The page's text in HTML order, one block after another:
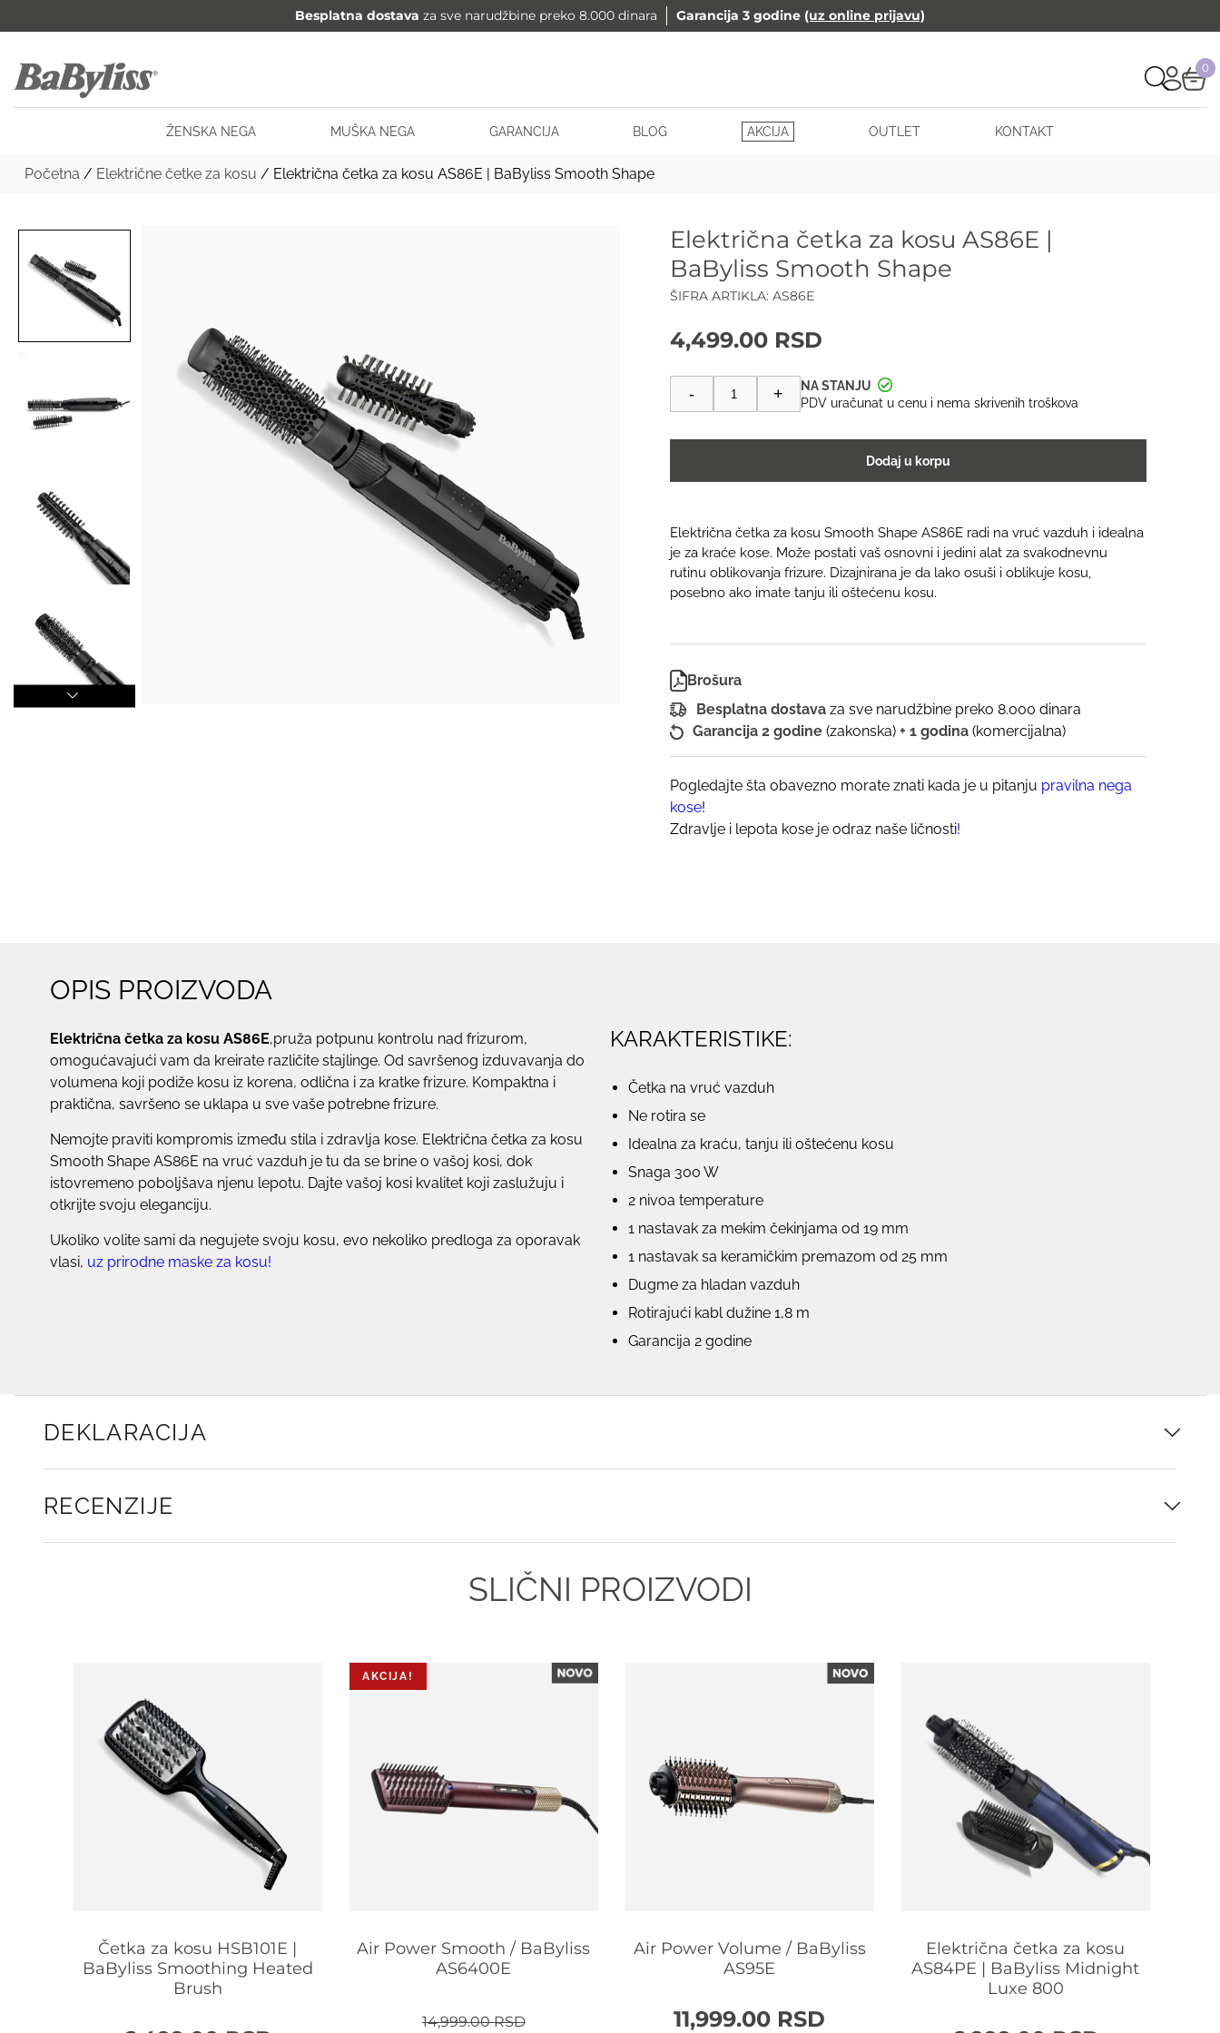
Besplatna dostava za sve narudžbine preko 8.000 dinara Garancija 3 godine (uz online prijavu)
0
ŽENSKA NEGA MUŠKA NEGA GARANCIJA BLOG AKCIJA OUTLET KONTAKT
Početna / Električne četke za kosu / Električna četka za kosu AS86E | BaByliss Smooth Shape
Električna četka za kosu AS86E |
BaByliss Smooth Shape
ŠIFRA ARTIKLA: AS86E
4,499.00 RSD
-
četka
za
kosu
BaByliss
količina
+
PDV uračunat u cenu i nema skrivenih troškova
Dodaj u korpu
Električna četka za kosu Smooth Shape AS86E radi na vruć vazduh i idealna
je za kraće kose. Može postati vaš osnovni i jedini alat za svakodnevnu
rutinu oblikovanja frizure. Dizajnirana je da lako osuši i oblikuje kosu,
posebno ako imate tanju ili oštećenu kosu.
Brošura
Besplatna dostava za sve narudžbine preko 8.000 dinara
Garancija 2 godine (zakonska) + 1 godina (komercijalna)
Pogledajte šta obavezno morate znati kada je u pitanju pravilna nega
kose!
Zdravlje i lepota kose je odraz naše ličnosti!
OPIS PROIZVODA
Električna četka za kosu AS86E,pruža potpunu kontrolu nad frizurom,
omogućavajući vam da kreirate različite stajlinge. Od savršenog izduvavanja do
volumena koji podiže kosu iz korena, odlična i za kratke frizure. Kompaktna i
praktična, savršeno se uklapa u sve vaše potrebne frizure.
Nemojte praviti kompromis između stila i zdravlja kose. Električna četka za kosu
Smooth Shape AS86E na vruć vazduh je tu da se brine o vašoj kosi, dok
istovremeno poboljšava njenu lepotu. Dajte vašoj kosi kvalitet koji zaslužuju i
otkrijte svoju eleganciju.
Ukoliko volite sami da negujete svoju kosu, evo nekoliko predloga za oporavak
vlasi, uz prirodne maske za kosu!
KARAKTERISTIKE:
Četka na vruć vazduh
Ne rotira se
Idealna za kraću, tanju ili oštećenu kosu
Snaga 300 W
2 nivoa temperature
1 nastavak za mekim čekinjama od 19 mm
1 nastavak sa keramičkim premazom od 25 mm
Dugme za hladan vazduh
Rotirajući kabl dužine 1,8 m
Garancija 2 godine
DEKLARACIJA
RECENZIJE
SLIČNI PROIZVODI
Četka za kosu HSB101E |
BaByliss Smoothing Heated
Brush
AKCIJA!
Air Power Smooth / BaByliss
AS6400E
14,999.00RSD
Originalna
Trenutna
Air Power Volume / BaByliss
AS95E
11,999.00 RSD
Električna četka za kosu
AS84PE | BaByliss Midnight
Luxe 800